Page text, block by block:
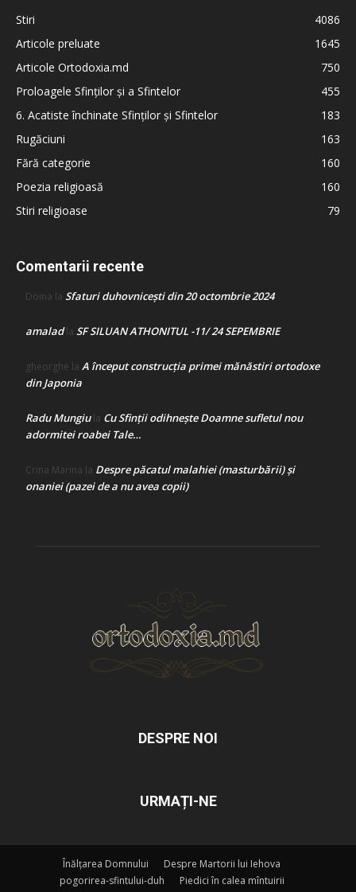
Stiri
4086
Articole preluate
1645
Articole Ortodoxia.md
750
Proloagele Sfinților și a Sfintelor
455
6. Acatiste închinate Sfinților și Sfintelor
183
Rugăciuni
163
Fără categorie
160
Poezia religioasă
160
Stiri religioase
79
Comentarii recente
Doina la Sfaturi duhovnicești din 20 octombrie 2024
amaladla SF SILUAN ATHONITUL -11/ 24 SEPEMBRIE
gheorghe la A început construcţia primei mănăstiri ortodoxe
din Japonia
Radu Mungiula Cu Sfinții odihnește Doamne sufletul nou
adormitei roabei Tale…
Crina Marina la Despre păcatul malahiei (masturbării) şi
onaniei (pazei de a nu avea copii)
DESPRE NOI
URMAȚI-NE
Înălțarea Domnului
Despre Martorii lui Iehova
pogorirea-sfintului-duh
Piedici în calea mîntuirii